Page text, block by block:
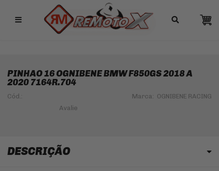
Remotox
10% OFF NO PIX
PINHAO 16 OGNIBENE BMW F850GS 2018 A
2020 7164R.704
Cód.: Marca: OGNIBENE RACING
DESCRIÇÃO